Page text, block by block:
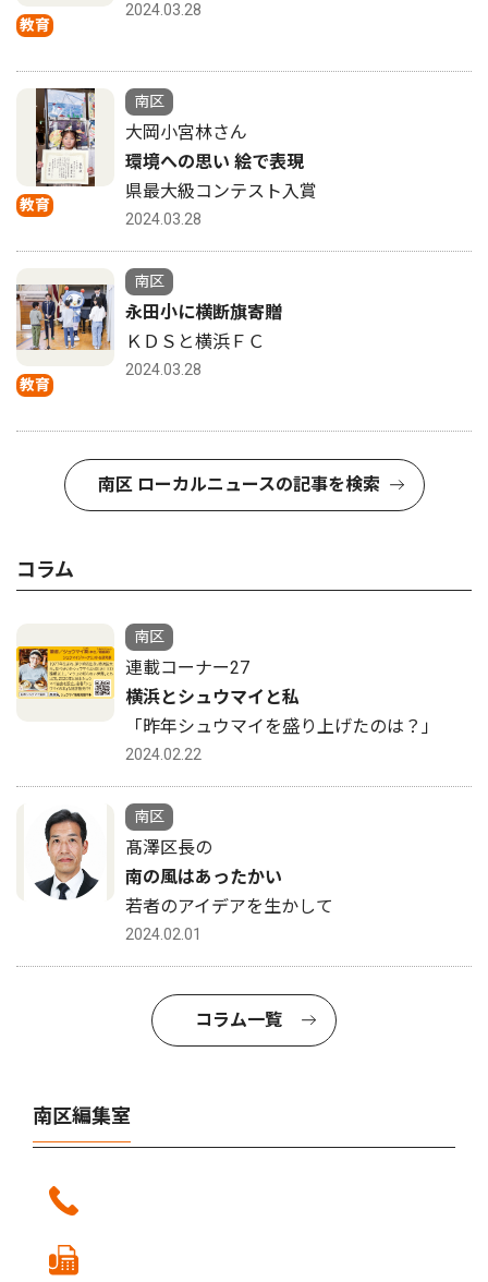
教育
2024.03.28
教育
南区
大岡小宮林さん
環境への思い 絵で表現
県最大級コンテスト入賞
2024.03.28
教育
南区
永田小に横断旗寄贈
ＫＤＳと横浜ＦＣ
2024.03.28
南区 ローカルニュースの記事を検索
コラム
南区
連載コーナー27
横浜とシュウマイと私
「昨年シュウマイを盛り上げたのは？」
2024.02.22
南区
髙澤区長の
南の風はあったかい
若者のアイデアを生かして
2024.02.01
コラム一覧
南区編集室